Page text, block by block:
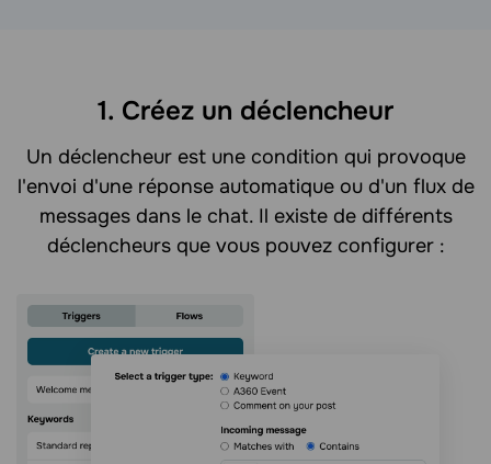
1. Créez un déclencheur
Un déclencheur est une condition qui provoque
l'envoi d'une réponse automatique ou d'un flux de
messages dans le chat. Il existe de différents
déclencheurs que vous pouvez configurer :